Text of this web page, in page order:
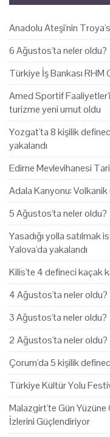
Anadolu Ateşi'nin
6 Ağustos'ta neler oldu?
Türkiye İş Bankası RHM
Amed Sportif
turizme yeni umut oldu
Yozgat'ta 8 kişilik
yakalandı
Edirne Mevlevihanesi
Adala Kanyonu: Volkanik
5 Ağustos'ta neler oldu?
Yasadığı yolla
Yalova'da yakalandı
Kilis'te 4 defineci kaçak
4 Ağustos'ta neler oldu?
3 Ağustos'ta neler oldu?
2 Ağustos'ta neler oldu?
Çorum'da 5 kişilik
Türkiye Kültür Yolu
Malazgirt'te Gün Yüzüne
İzlerini Güçlendiriyor